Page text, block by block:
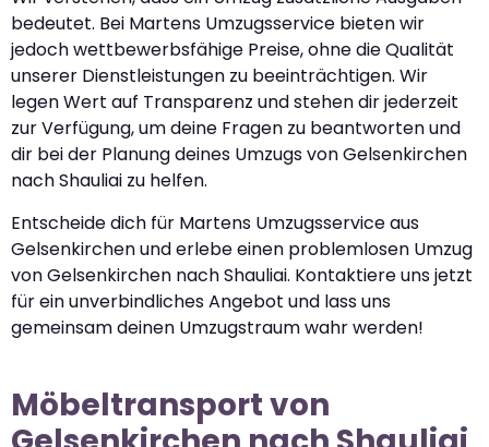
bedeutet. Bei Martens Umzugsservice bieten wir
jedoch wettbewerbsfähige Preise, ohne die Qualität
unserer Dienstleistungen zu beeinträchtigen. Wir
legen Wert auf Transparenz und stehen dir jederzeit
zur Verfügung, um deine Fragen zu beantworten und
dir bei der Planung deines Umzugs von Gelsenkirchen
nach Shauliai zu helfen.
Entscheide dich für Martens Umzugsservice aus
Gelsenkirchen und erlebe einen problemlosen Umzug
von Gelsenkirchen nach Shauliai. Kontaktiere uns jetzt
für ein unverbindliches Angebot und lass uns
gemeinsam deinen Umzugstraum wahr werden!
Möbeltransport von